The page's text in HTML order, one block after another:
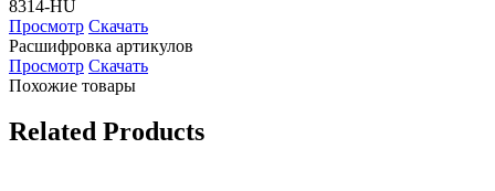
8314-HU
Просмотр Скачать
Расшифровка артикулов
Просмотр Скачать
Похожие товары
Related Products